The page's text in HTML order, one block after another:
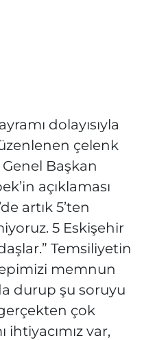
dolayısıyla
çelenk
Başkan
açıklaması
artık 5’ten
5 Eskişehir
Temsiliyetin
memnun
durup şu soruyu
çok
ihtiyacımız var,